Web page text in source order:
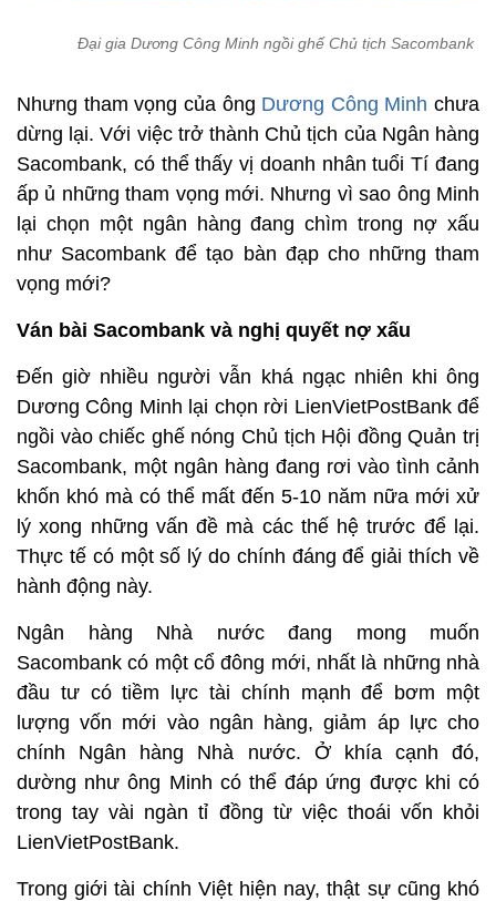
Đại gia Dương Công Minh ngồi ghế Chủ tịch Sacombank
Nhưng tham vọng của ông Dương Công Minh chưa
dừng lại. Với việc trở thành Chủ tịch của Ngân hàng
Sacombank, có thể thấy vị doanh nhân tuổi Tí đang
ấp ủ những tham vọng mới. Nhưng vì sao ông Minh
lại chọn một ngân hàng đang chìm trong nợ xấu
như Sacombank để tạo bàn đạp cho những tham
vọng mới?
Ván bài Sacombank và nghị quyết nợ xấu
Đến giờ nhiều người vẫn khá ngạc nhiên khi ông
Dương Công Minh lại chọn rời LienVietPostBank để
ngồi vào chiếc ghế nóng Chủ tịch Hội đồng Quản trị
Sacombank, một ngân hàng đang rơi vào tình cảnh
khốn khó mà có thể mất đến 5-10 năm nữa mới xử
lý xong những vấn đề mà các thế hệ trước để lại.
Thực tế có một số lý do chính đáng để giải thích về
hành động này.
Ngân hàng Nhà nước đang mong muốn
Sacombank có một cổ đông mới, nhất là những nhà
đầu tư có tiềm lực tài chính mạnh để bơm một
lượng vốn mới vào ngân hàng, giảm áp lực cho
chính Ngân hàng Nhà nước. Ở khía cạnh đó,
dường như ông Minh có thể đáp ứng được khi có
trong tay vài ngàn tỉ đồng từ việc thoái vốn khỏi
LienVietPostBank.
Trong giới tài chính Việt hiện nay, thật sự cũng khó